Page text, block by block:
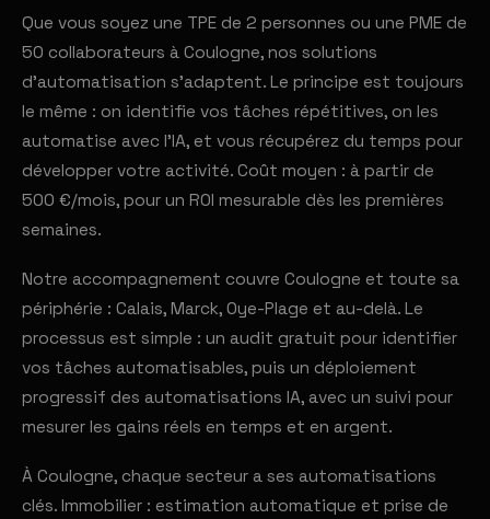
Que vous soyez une TPE de 2 personnes ou une PME de
50 collaborateurs à Coulogne, nos solutions
d'automatisation s'adaptent. Le principe est toujours
le même : on identifie vos tâches répétitives, on les
automatise avec l'IA, et vous récupérez du temps pour
développer votre activité. Coût moyen : à partir de
500 €/mois, pour un ROI mesurable dès les premières
semaines.
Notre accompagnement couvre Coulogne et toute sa
périphérie : Calais, Marck, Oye-Plage et au-delà. Le
processus est simple : un audit gratuit pour identifier
vos tâches automatisables, puis un déploiement
progressif des automatisations IA, avec un suivi pour
mesurer les gains réels en temps et en argent.
À Coulogne, chaque secteur a ses automatisations
clés. Immobilier : estimation automatique et prise de